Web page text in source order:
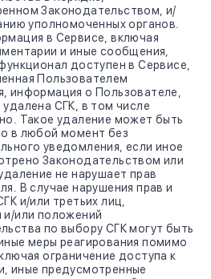
Законодательством, и/
уполномоченных органов.
в Сервисе, включая
и иные сообщения,
доступен в Сервисе,
Пользователем
информация о Пользователе,
СГК, в том числе
Такое удаление может быть
в любой момент без
уведомления, если иное
Законодательством или
не нарушает прав
В случае нарушения прав и
и/или третьих лиц,
и/или положений
по выбору СГК могут быть
меры реагирования помимо
ограничение доступа к
иные предусмотренные